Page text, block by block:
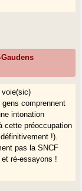
voie(sic)
comprennent
intonation
cette préoccupation
!).
pas la SNCF
et ré-essayons !